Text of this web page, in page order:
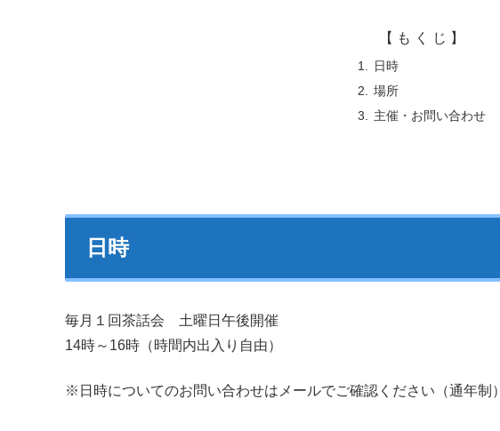
【 も く じ 】
日時
場所
主催・お問い合わせ
日時
毎月１回茶話会 土曜日午後開催
14時～16時（時間内出入り自由）
※日時についてのお問い合わせはメールでご確認ください（通年制）